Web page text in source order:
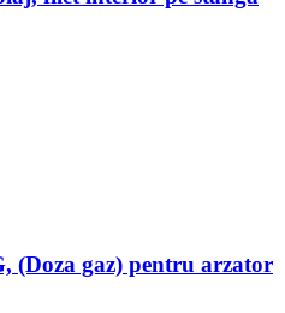
(Doza gaz) pentru arzator